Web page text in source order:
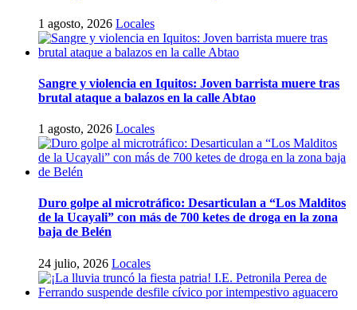
1 agosto, 2026 Locales
Sangre y violencia en Iquitos: Joven barrista muere tras
brutal ataque a balazos en la calle Abtao
1 agosto, 2026 Locales
Duro golpe al microtráfico: Desarticulan a “Los Malditos
de la Ucayali” con más de 700 ketes de droga en la zona
baja de Belén
24 julio, 2026 Locales